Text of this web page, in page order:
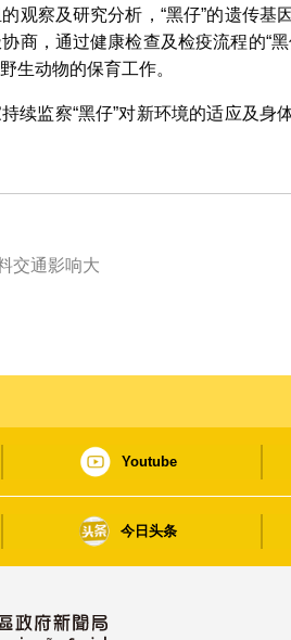
观察及研究分析，“黑仔”的遗传基
商，通过健康检查及检疫流程的“
生动物的保育工作。
续监察“黑仔”对新环境的适应及身
交通影响大
Youtube
今日头条